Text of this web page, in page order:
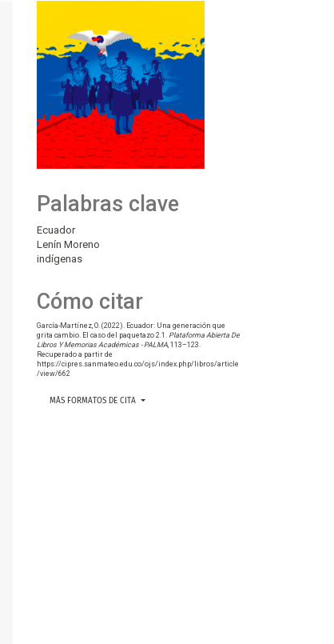
Palabras clave
Ecuador
Lenín Moreno
indígenas
Cómo citar
García-Martínez, O. (2022). Ecuador: Una generación que
grita cambio. El caso del paquetazo 2.1. Plataforma Abierta De
Libros Y Memorias Académicas - PALMA, 113–123.
Recuperado a partir de
https://cipres.sanmateo.edu.co/ojs/index.php/libros/article
/view/662
MÁS FORMATOS DE CITA